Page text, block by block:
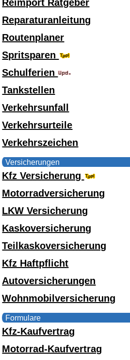
Reimport Ratgeber
Reparaturanleitung
Routenplaner
Spritsparen
Schulferien
Tankstellen
Verkehrsunfall
Verkehrsurteile
Verkehrszeichen
Versicherungen
Kfz Versicherung
Motorradversicherung
LKW Versicherung
Kaskoversicherung
Teilkaskoversicherung
Kfz Haftpflicht
Autoversicherungen
Wohnmobilversicherung
Formulare
Kfz-Kaufvertrag
Motorrad-Kaufvertrag